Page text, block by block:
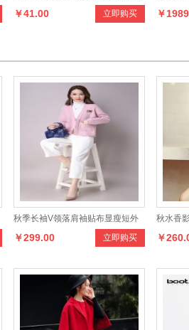
织毛衣织袜原料色纱 立即购买
￥41.00 板双工
￥
秋季长袖V领落肩袖贴布显瘦短外
套 立即购买
￥299.00
秋水香
￥